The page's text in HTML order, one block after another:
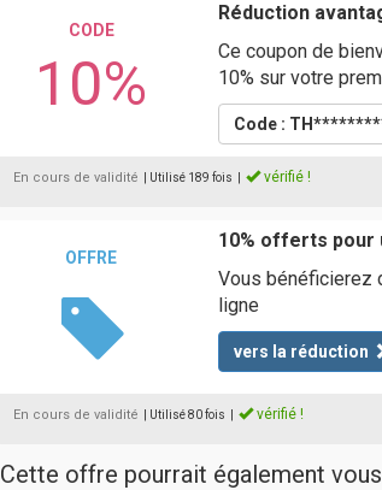
CODE
10%
Réduction
Ce coupon de
10% sur votre
Code :
En cours de validité | Utilisé 189 fois vérifié !
OFFRE
10% offerts pour
Vous bénéficierez
ligne
vers la réduction
En cours de validité | Utilisé 80 fois vérifié !
Cette offre pourrait également